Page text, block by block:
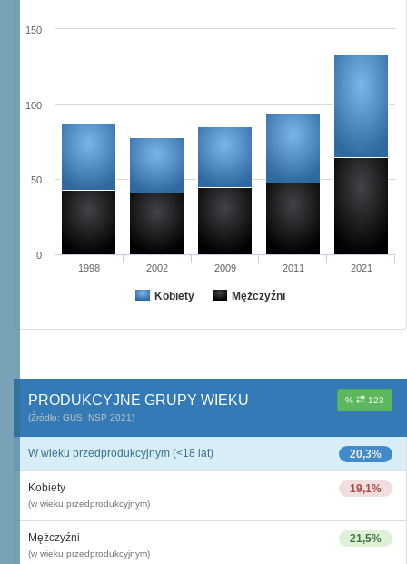
Kobiety Mężczyźni
1998 2002 2009 2011 2021
0
50
100
150
% 123
PRODUKCYJNE GRUPY WIEKU
(Źródło: GUS, NSP 2021)
20,3%
W wieku przedprodukcyjnym (<18 lat)
19,1%
Kobiety
(w wieku przedprodukcyjnym)
21,5%
Mężczyźni
(w wieku przedprodukcyjnym)